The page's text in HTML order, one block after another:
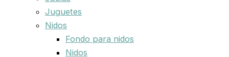
Juguetes
Nidos
Fondo para nidos
Nidos